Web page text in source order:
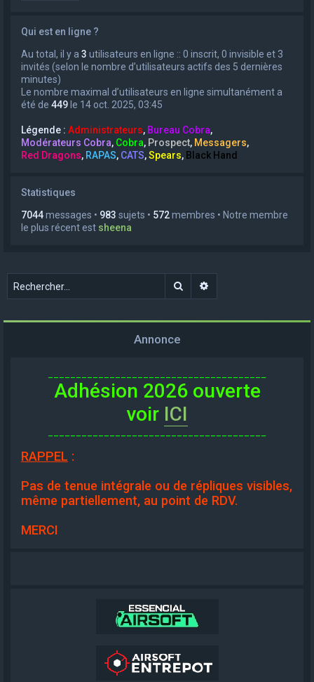
Qui est en ligne ?
Au total, il y a 3 utilisateurs en ligne :: 0 inscrit, 0 invisible et 3
invités (selon le nombre d’utilisateurs actifs des 5 dernières
minutes)
Le nombre maximal d’utilisateurs en ligne simultanément a
été de 449 le 14 oct. 2025, 03:45
Légende : Administrateurs, Bureau Cobra,
Modérateurs Cobra, Cobra, Prospect, Messagers,
Red Dragons, RAPAS, CATS,Spears, Black Hand
Statistiques
7044messages • 983 sujets • 572membres • Notre membre
le plus récent est sheena
Rechercher
Annonce
Adhésion 2026 ouverte
voir ICI
RAPPEL :
Pas de tenue intégrale ou de répliques visibles,
même partiellement, au point de RDV.
MERCI